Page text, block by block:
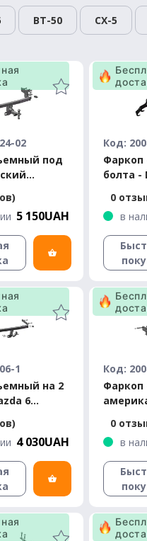
BT-50 CX-5
02
под
2016
5 150UAH
Код:
Фаркоп
болта -
0
в
1
на 2
6
4 030UAH
Код:
0
в